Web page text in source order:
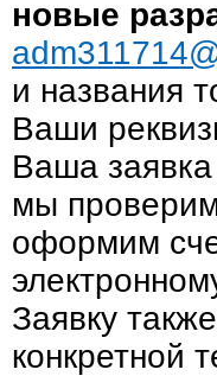
новые
и названия
Ваши
Ваша
мы
оформим
Заявку
конкретной